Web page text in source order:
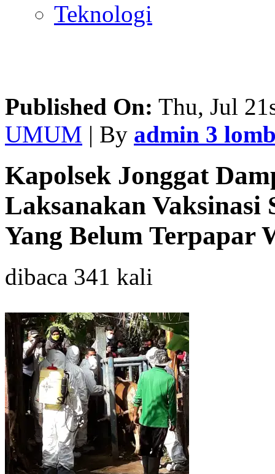
Teknologi
Published On: Thu, Jul
UMUM | By admin 3
Kapolsek Jonggat
Laksanakan Vaksinasi
Yang Belum Terpapar
dibaca 341 kali